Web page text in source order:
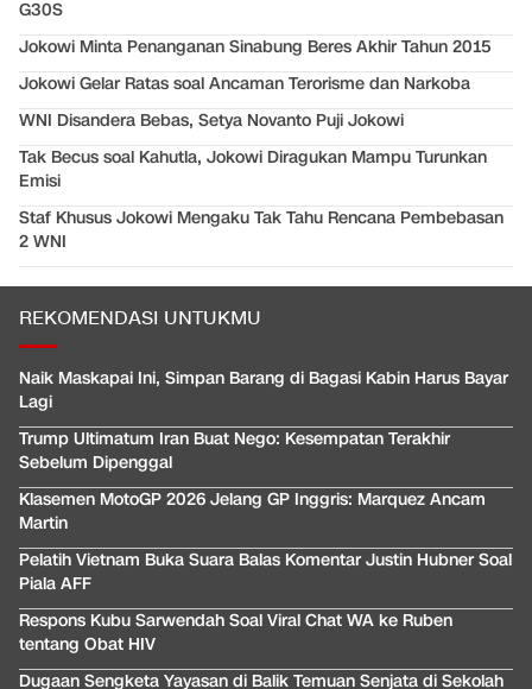
G30S
Jokowi Minta Penanganan Sinabung Beres Akhir Tahun 2015
Jokowi Gelar Ratas soal Ancaman Terorisme dan Narkoba
WNI Disandera Bebas, Setya Novanto Puji Jokowi
Tak Becus soal Kahutla, Jokowi Diragukan Mampu Turunkan
Emisi
Staf Khusus Jokowi Mengaku Tak Tahu Rencana Pembebasan
2 WNI
REKOMENDASI UNTUKMU
Naik Maskapai Ini, Simpan Barang di Bagasi Kabin Harus Bayar
Lagi
Trump Ultimatum Iran Buat Nego: Kesempatan Terakhir
Sebelum Dipenggal
Klasemen MotoGP 2026 Jelang GP Inggris: Marquez Ancam
Martin
Pelatih Vietnam Buka Suara Balas Komentar Justin Hubner Soal
Piala AFF
Respons Kubu Sarwendah Soal Viral Chat WA ke Ruben
tentang Obat HIV
Dugaan Sengketa Yayasan di Balik Temuan Senjata di Sekolah